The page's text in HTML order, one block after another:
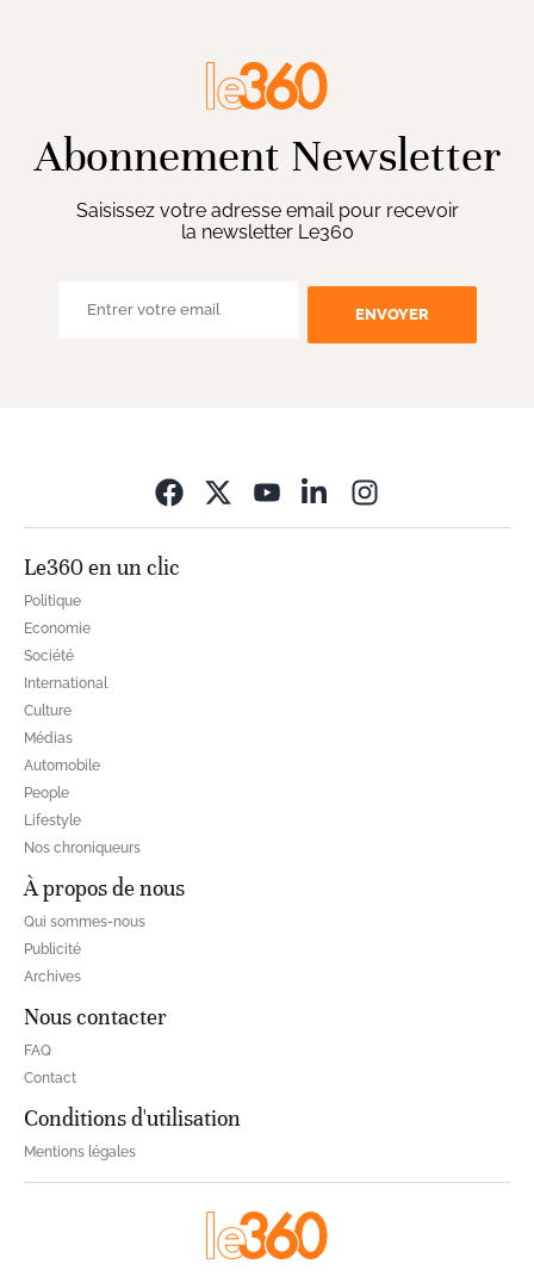
Abonnement Newsletter
Saisissez votre adresse email pour recevoir
la newsletter Le360
ENVOYER
Le360 en un clic
Politique
Economie
Société
International
Culture
Médias
Automobile
People
Lifestyle
Nos chroniqueurs
À propos de nous
Qui sommes-nous
Publicité
Archives
Nous contacter
FAQ
Contact
Conditions d'utilisation
Mentions légales